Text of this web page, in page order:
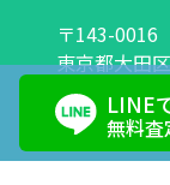
LINE
無料査
〒143-0016
東京都大田
営業時間：
0120-